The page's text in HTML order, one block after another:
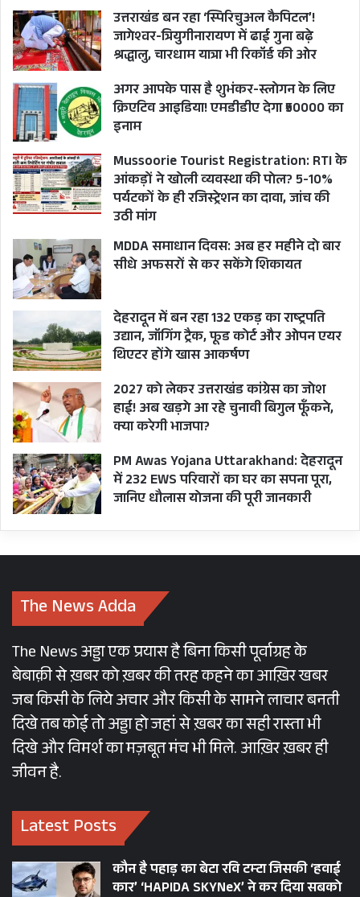
मंदिर प्रशासन हर रोज शुद्ध देसी घी के 3.50 लाख लड्डू
तैयार करता है। इन लड्डुओं को बनाने में शुद्ध बेसन की
बूंदी, चीनी, काजू और शुद्ध घी का इस्तेमाल किया जाता है।
यहीं लड्डू तिरुपति मंदिर का मुख्य प्रसाद होते है। मंदिर के
प्रसाद को बनाने के लिए मंदिर हर साल करीब 5 लाख
किलो और हर महीने 42000 किलो घी तिरुमला तिरुपति
देवस्थानम की ओर से खरीदता है। इस घी की खरीद के
लिए मंदिर प्रशासन टेंडर जारी करता है।
कैसे हुआ खुलासा?
आंध्र में जून में सत्ता परिवर्तन हुआ था। जिसके बाद चंद्रबाबू
नायडू की पार्टी सत्ता में वापस आई है। मुख्यमंत्री का पद
संभालने के बाद चंद्रबाबू नायडू ने मंदिर के लड्डुओं में
मिलावट की आशंका जाहिर की थी। जिसके बाद मंदिर
प्रशासन ने सप्लाई किए गए घी के सैंपल लेकर जांच के
लिए गुजरात स्थित डेयरी विकास बोर्ड (NDDB) की लैब
‘सेंटर ऑफ एनालिसिस एंड लर्निंग इन लाइव स्टॉक एंड
फूड’ (CALF) भेजे थे। जिसके बाद लैब की रिपोर्ट में चौंकाने
वाले खुलासे हुए।
एनडीडीबी लैब की रिपोर्ट से पता चला कि शुद्ध घी में शुद्ध
दूध में वसा की मात्रा 95.68 से लेकर 104.32 तक होना
रिपोर्ट के मुताबिक इन सैंपल में सोयाबीन, सूरजमुखी,
जैतून का तेल, गेंहू, मक्का, कॉटन सीड, मछली का तेल,
नारियल, पाम ऑयल, बीफ टैलो, लार्ड जैसे तत्व पाए गए
हैं। इस घी को चेन्नई की AR डेयरी एंड एग्रो प्रोडक्ट्स नाम
की कंपनी ने सप्लाई किया था।
कंपनी को सरकार की ओर से बैन कर दिया गया है।
हालांकि कंपनी ने इस मामले पर सफाई देते हुए कहा कि,
जून-जुलाई में जो घी हमने भेजा था। उसका सैम्पल टेस्ट
की लैब में भी हमारा सैंपल पास हुआ था। मेरे घी में किसी
भी तरह की कोई मिलावट नहीं है।
इस विवाद पर कौन-क्या बोला?
उत्तराखंड बन रहा ‘स्पिरिचुअल कैपिटल’!
जागेश्वर-त्रियुगीनारायण में ढाई गुना बढ़े
श्रद्धालु, चारधाम यात्रा भी रिकॉर्ड की ओर
अगर आपके पास है शुभंकर-स्लोगन के लिए
क्रिएटिव आइडिया! एमडीडीए देगा ₹50000 का
इनाम
Mussoorie Tourist Registration: RTI के
आंकड़ों ने खोली व्यवस्था की पोल? 5-10%
पर्यटकों के ही रजिस्ट्रेशन का दावा, जांच की
उठी मांग
MDDA समाधान दिवस: अब हर महीने दो बार
सीधे अफसरों से कर सकेंगे शिकायत
देहरादून में बन रहा 132 एकड़ का राष्ट्रपति
उद्यान, जॉगिंग ट्रैक, फूड कोर्ट और ओपन एयर
थिएटर होंगे खास आकर्षण
2027 को लेकर उत्तराखंड कांग्रेस का जोश
हाई! अब खड़गे आ रहे चुनावी बिगुल फूँकने,
क्या करेगी भाजपा?
PM Awas Yojana Uttarakhand: देहरादून
में 232 EWS परिवारों का घर का सपना पूरा,
जानिए धौलास योजना की पूरी जानकारी
The News Adda
The News अड्डा एक प्रयास है बिना किसी पूर्वाग्रह के
बेबाक़ी से ख़बर को ख़बर की तरह कहने का आख़िर खबर
जब किसी के लिये अचार और किसी के सामने लाचार बनती
दिखे तब कोई तो अड्डा हो जहां से ख़बर का सही रास्ता भी
दिखे और विमर्श का मज़बूत मंच भी मिले. आख़िर ख़बर ही
जीवन है.
Latest Posts
कौन है पहाड़ का बेटा रवि टम्टा जिसकी ‘हवाई
कार’ ‘HAPIDA SKYNeX’ ने कर दिया सबको